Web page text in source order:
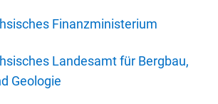
Finanzministerium
Landesamt für Bergbau,
Geologie